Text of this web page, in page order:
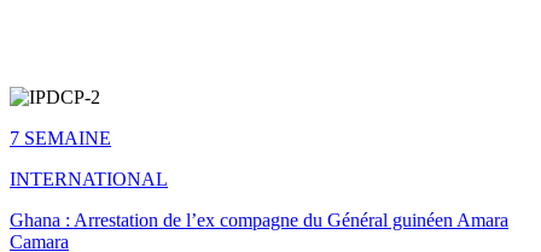
7 SEMAINE
INTERNATIONAL
Ghana : Arrestation de l’ex compagne du Général guinéen Amara
Camara